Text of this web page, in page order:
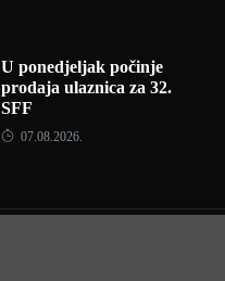
U ponedjeljak počinje
prodaja ulaznica za 32.
SFF
07.08.2026.